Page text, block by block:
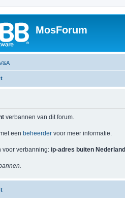
MosForum
verbannen van dit forum.
een beheerder voor meer informatie.
voor verbanning: ip-adres buiten Nederland